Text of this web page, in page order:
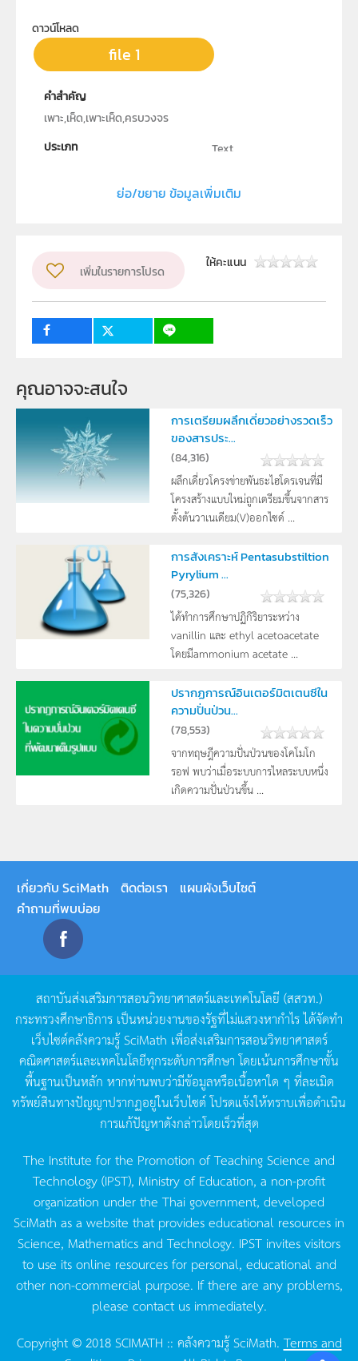
ดาวน์โหลด
file 1
คำสำคัญ
เพาะ,เห็ด,เพาะเห็ด,ครบวงจร
ประเภท
Text
โรงเรียนบ้านหนองตะลุมปุ๊ก
ระดับชั้น
ป.4, ป.5, ป.6, ม.1, ม.2, ม.3
กลุ่มเป้าหมาย
ย่อ/ขยาย ข้อมูลเพิ่มเติม
เพิ่มในรายการโปรด
ให้คะแนน
คุณอาจจะสนใจ
การเตรียมผลึกเดี่ยวอย่างรวดเร็ว
ของสารประ...
(84,316)
ผลึกเดี่ยวโครงข่ายพันธะไฮโดรเจนที่มี
โครงสร้างแบบใหม่ถูกเตรียมขึ้นจากสาร
ตั้งต้นวาเนเดียม(V)ออกไซด์ ...
การสังเคราะห์ Pentasubstiltion
Pyrylium ...
(75,326)
ได้ทำการศึกษาปฏิกิริยาระหว่าง
vanillin และ ethyl acetoacetate
โดยมีammonium acetate ...
ปรากฏการณ์อินเตอร์มิตเตนซีใน
ความปั่นป่วน...
(78,553)
จากทฤษฎีความปั่นป่วนของโคโมโก
รอฟ พบว่าเมื่อระบบการไหลระบบหนึ่ง
เกิดความปั่นป่วนขึ้น ...
เกี่ยวกับ SciMath ติดต่อเรา
แผนผังเว็บไซต์
คำถามที่พบบ่อย
สถาบันส่งเสริมการสอนวิทยาศาสตร์และเทคโนโลยี (สสวท.)
กระทรวงศึกษาธิการ เป็นหน่วยงานของรัฐที่ไม่แสวงหากำไรได้จัดทำ
เว็บไซต์คลังความรู้SciMath เพื่อส่งเสริมการสอนวิทยาศาสตร์
คณิตศาสตร์และเทคโนโลยีทุกระดับการศึกษา โดยเน้นการศึกษาขั้น
พื้นฐานเป็นหลัก หากท่านพบว่ามีข้อมูลหรือเนื้อหาใด ๆ ที่ละเมิด
ทรัพย์สินทางปัญญาปรากฏอยู่ในเว็บไซต์โปรดแจ้งให้ทราบเพื่อดำเนิน
การแก้ปัญหาดังกล่าวโดยเร็วที่สุด
The Institute for the Promotion of Teaching Science and
Technology (IPST), Ministry of Education, a non-profit
organization under the Thai government, developed
SciMath as a website that provides educational resources in
Science, Mathematics and Technology. IPST invites visitors
to use its online resources for personal, educational and
other non-commercial purpose. If there are any problems,
please contact us immediately.
Copyright © 2018 SCIMATH :: คลังความรู้ SciMath.Terms and